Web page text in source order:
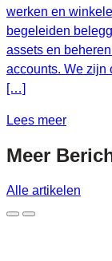
werken en
begeleiden
assets en
accounts. We zijn
[…]
Lees meer
Meer
Alle artikelen